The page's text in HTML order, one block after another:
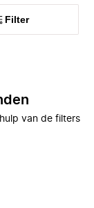
Filter
van de filters